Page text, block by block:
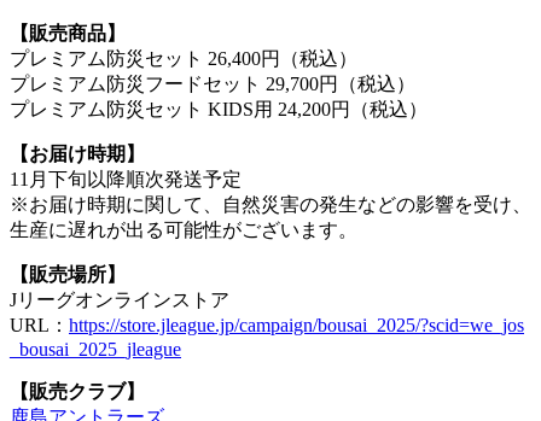
【販売商品】
プレミアム防災セット 26,400円（税込）
プレミアム防災フードセット 29,700円（税込）
プレミアム防災セット KIDS用 24,200円（税込）
【お届け時期】
11月下旬以降順次発送予定
※お届け時期に関して、自然災害の発生などの影響を受け、
生産に遅れが出る可能性がございます。
【販売場所】
Jリーグオンラインストア
URL： https://store.jleague.jp/campaign/bousai_2025/?scid=we_jos
_bousai_2025_jleague
【販売クラブ】